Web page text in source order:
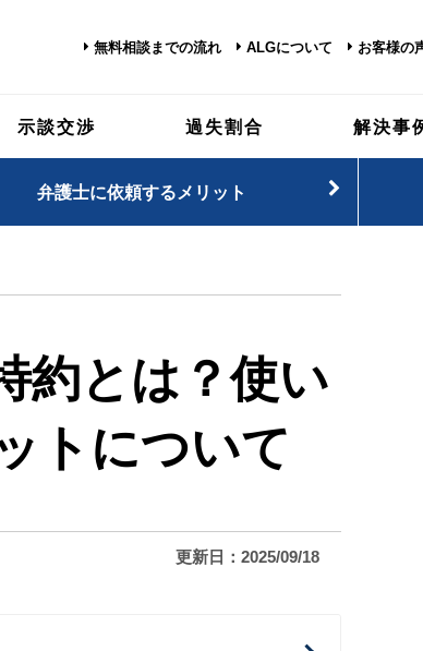
無料相談までの流れ ALGについて お客様の
示談交渉 過失割合 解決事
弁護士に依頼するメリット
約とは？使い
トについて
更新日：2025/09/18